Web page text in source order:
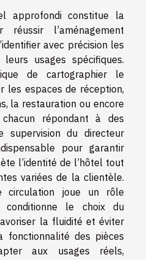
approfondi constitue la
l’aménagement
avec précision les
usages spécifiques.
de cartographier le
les espaces de réception,
la restauration ou encore
répondant à des
supervision du directeur
pour garantir
l’identité de l’hôtel tout
variées de la clientèle.
circulation joue un rôle
le choix du
la fluidité et éviter
fonctionnalité des pièces
aux usages réels,